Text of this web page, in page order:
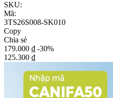
SKU:
Mã:
3TS26S008-SK010
Copy
Chia sẻ
179.000 ₫ -30%
125.300 ₫